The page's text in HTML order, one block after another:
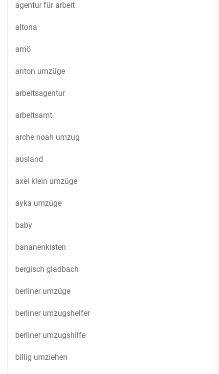
agentur für arbeit
altona
amö
anton umzüge
arbeitsagentur
arbeitsamt
arche noah umzug
ausland
axel klein umzüge
ayka umzüge
baby
bananenkisten
bergisch gladbach
berliner umzüge
berliner umzugshelfer
berliner umzugshilfe
billig umziehen